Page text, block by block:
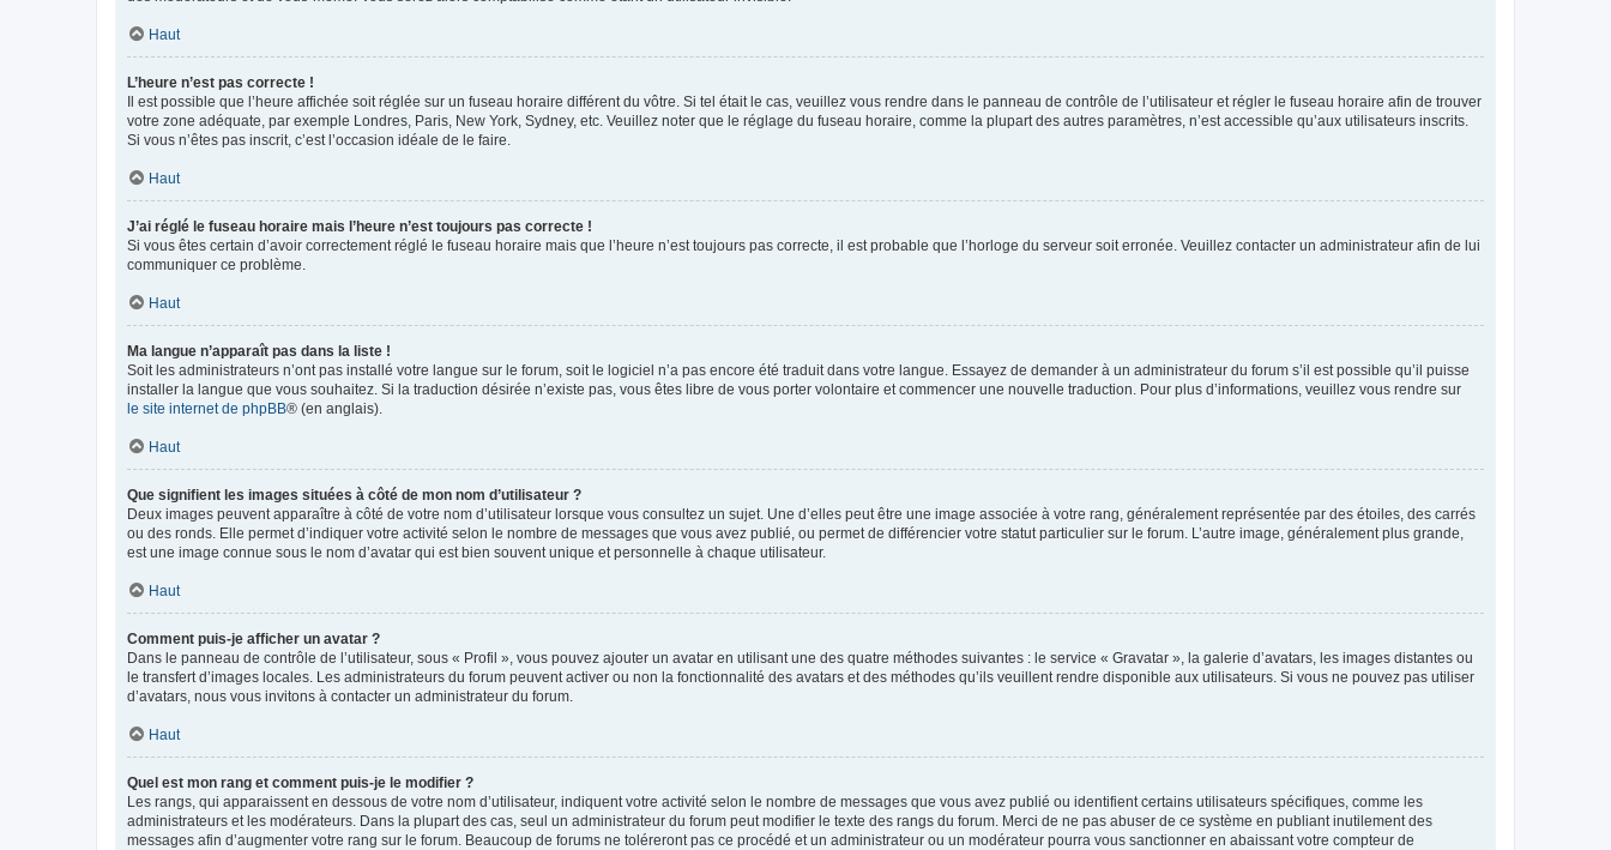
Haut
L’heure n’est pas correcte !
Il est possible que l’heure affichée soit réglée sur un fuseau horaire différent du vôtre. Si tel était le cas, veuillez vous rendre dans le panneau de contrôle de l’utilisateur et régler le fuseau horaire afin de trouver
votre zone adéquate, par exemple Londres, Paris, New York, Sydney, etc. Veuillez noter que le réglage du fuseau horaire, comme la plupart des autres paramètres, n’est accessible qu’aux utilisateurs inscrits.
Si vous n’êtes pas inscrit, c’est l’occasion idéale de le faire.
Haut
J’ai réglé le fuseau horaire mais l’heure n’est toujours pas correcte !
Si vous êtes certain d’avoir correctement réglé le fuseau horaire mais que l’heure n’est toujours pas correcte, il est probable que l’horloge du serveur soit erronée. Veuillez contacter un administrateur afin de lui
communiquer ce problème.
Haut
Ma langue n’apparaît pas dans la liste !
Soit les administrateurs n’ont pas installé votre langue sur le forum, soit le logiciel n’a pas encore été traduit dans votre langue. Essayez de demander à un administrateur du forum s’il est possible qu’il puisse
installer la langue que vous souhaitez. Si la traduction désirée n’existe pas, vous êtes libre de vous porter volontaire et commencer une nouvelle traduction. Pour plus d’informations, veuillez vous rendre sur
le site internet de phpBB® (en anglais).
Haut
Que signifient les images situées à côté de mon nom d’utilisateur ?
Deux images peuvent apparaître à côté de votre nom d’utilisateur lorsque vous consultez un sujet. Une d’elles peut être une image associée à votre rang, généralement représentée par des étoiles, des carrés
ou des ronds. Elle permet d’indiquer votre activité selon le nombre de messages que vous avez publié, ou permet de différencier votre statut particulier sur le forum. L’autre image, généralement plus grande,
est une image connue sous le nom d’avatar qui est bien souvent unique et personnelle à chaque utilisateur.
Haut
Comment puis-je afficher un avatar ?
Dans le panneau de contrôle de l’utilisateur, sous « Profil », vous pouvez ajouter un avatar en utilisant une des quatre méthodes suivantes : le service « Gravatar », la galerie d’avatars, les images distantes ou
le transfert d’images locales. Les administrateurs du forum peuvent activer ou non la fonctionnalité des avatars et des méthodes qu’ils veuillent rendre disponible aux utilisateurs. Si vous ne pouvez pas utiliser
d’avatars, nous vous invitons à contacter un administrateur du forum.
Haut
Quel est mon rang et comment puis-je le modifier ?
Les rangs, qui apparaissent en dessous de votre nom d’utilisateur, indiquent votre activité selon le nombre de messages que vous avez publié ou identifient certains utilisateurs spécifiques, comme les
administrateurs et les modérateurs. Dans la plupart des cas, seul un administrateur du forum peut modifier le texte des rangs du forum. Merci de ne pas abuser de ce système en publiant inutilement des
messages afin d’augmenter votre rang sur le forum. Beaucoup de forums ne toléreront pas ce procédé et un administrateur ou un modérateur pourra vous sanctionner en abaissant votre compteur de